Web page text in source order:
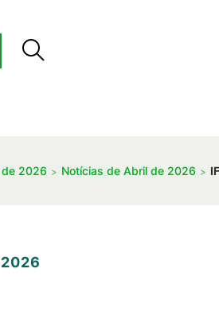
2026 Notícias de Abril de 2026
2026